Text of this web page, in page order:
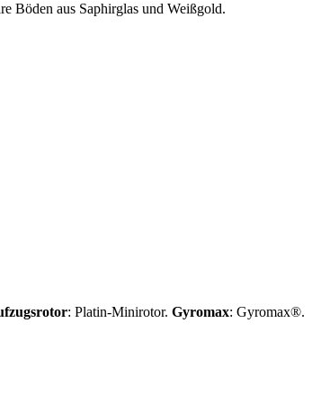
Böden aus Saphirglas und Weißgold.
: Platin-Minirotor. Gyromax: Gyromax®.